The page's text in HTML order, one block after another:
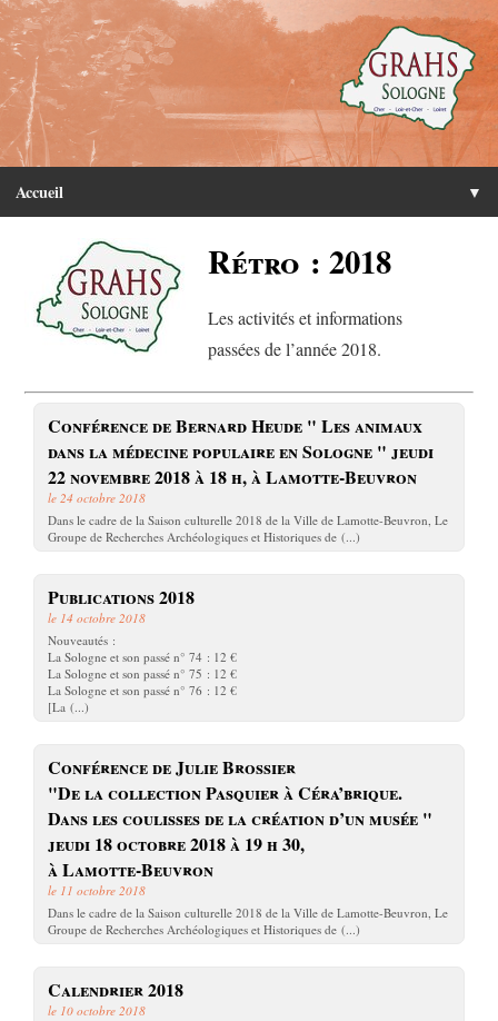
Accueil ▼
Rétro : 2018
Les activités et informations
passées de l’année 2018.
Conférence de Bernard Heude " Les animaux
dans la médecine populaire en Sologne " jeudi
22 novembre 2018 à 18 h, à Lamotte-Beuvron
le 24 octobre 2018
Dans le cadre de la Saison culturelle 2018 de la Ville de Lamotte-Beuvron, Le
Groupe de Recherches Archéologiques et Historiques de (...)
Publications 2018
le 14 octobre 2018
Nouveautés :
La Sologne et son passé n° 74 : 12 €
La Sologne et son passé n° 75 : 12 €
La Sologne et son passé n° 76 : 12 €
[La (...)
Conférence de Julie Brossier
"De la collection Pasquier à Céra’brique.
Dans les coulisses de la création d’un musée "
jeudi 18 octobre 2018 à 19 h 30,
à Lamotte-Beuvron
le 11 octobre 2018
Dans le cadre de la Saison culturelle 2018 de la Ville de Lamotte-Beuvron, Le
Groupe de Recherches Archéologiques et Historiques de (...)
Calendrier 2018
le 10 octobre 2018